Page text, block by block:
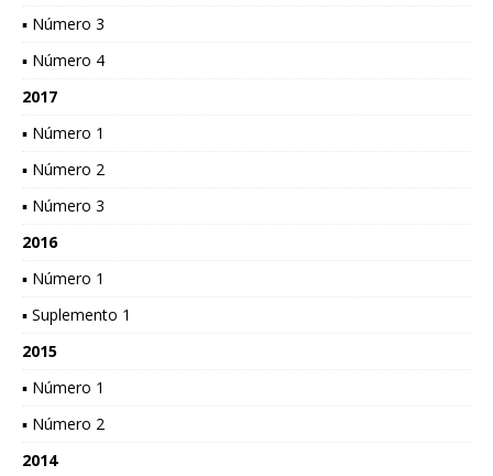
▪ Número 3
▪ Número 4
2017
▪ Número 1
▪ Número 2
▪ Número 3
2016
▪ Número 1
▪ Suplemento 1
2015
▪ Número 1
▪ Número 2
2014